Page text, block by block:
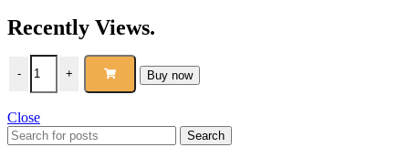
Recently Views.
- + Buy now
Close
Search